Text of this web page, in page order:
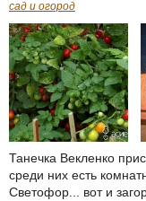
сад и огород
Танечка Векленко
среди них есть
Светофор... вот и